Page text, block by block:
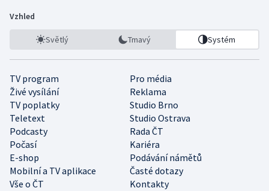
Vzhled
Světlý Tmavý Systém
TV program
Pro média
Živé vysílání
Reklama
TV poplatky
Studio Brno
Teletext
Studio Ostrava
Podcasty
Rada ČT
Počasí
Kariéra
E-shop
Podávání námětů
Mobilní a TV aplikace
Časté dotazy
Vše o ČT
Kontakty